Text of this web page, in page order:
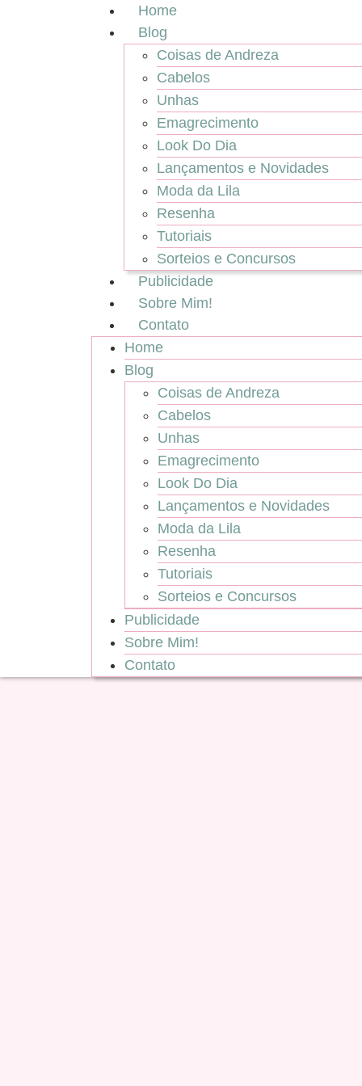
Home
Blog
Coisas de Andreza
Cabelos
Unhas
Emagrecimento
Look Do Dia
Lançamentos e Novidades
Moda da Lila
Resenha
Tutoriais
Sorteios e Concursos
Publicidade
Sobre Mim!
Contato
Home
Blog
Coisas de Andreza
Cabelos
Unhas
Emagrecimento
Look Do Dia
Lançamentos e Novidades
Moda da Lila
Resenha
Tutoriais
Sorteios e Concursos
Publicidade
Sobre Mim!
Contato